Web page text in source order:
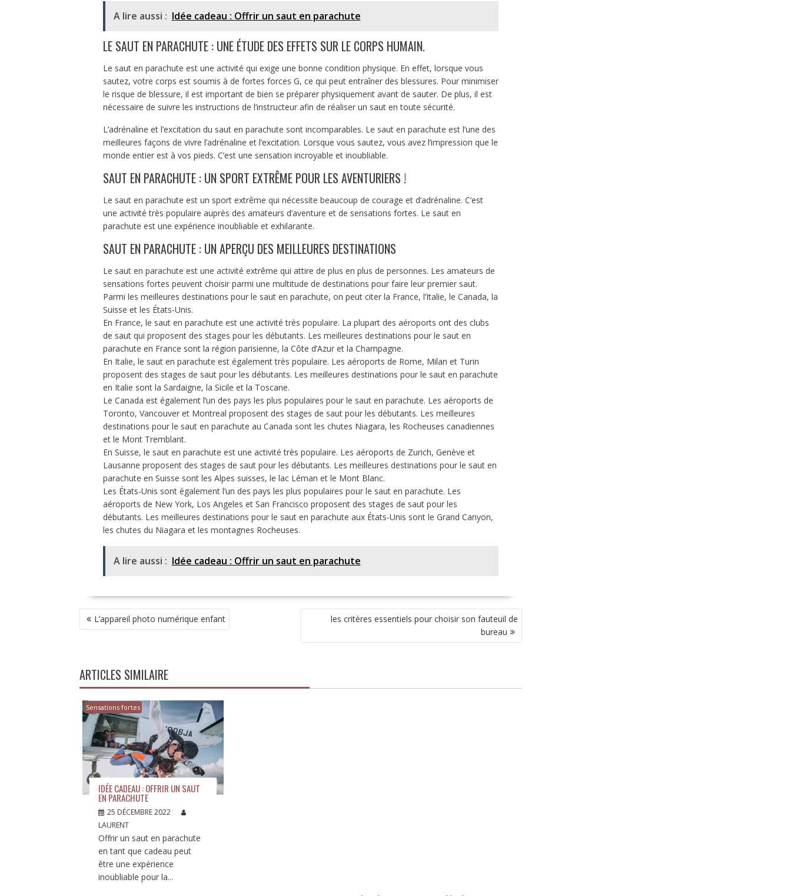
A lire aussi : Idée cadeau : Offrir un saut en parachute
LE SAUT EN PARACHUTE : UNE ÉTUDE DES EFFETS SUR LE CORPS HUMAIN.
Le saut en parachute est une activité qui exige une bonne condition physique. En effet, lorsque vous
sautez, votre corps est soumis à de fortes forces G, ce qui peut entraîner des blessures. Pour minimiser
le risque de blessure, il est important de bien se préparer physiquement avant de sauter. De plus, il est
nécessaire de suivre les instructions de l’instructeur afin de réaliser un saut en toute sécurité.
L’adrénaline et l’excitation du saut en parachute sont incomparables. Le saut en parachute est l’une des
meilleures façons de vivre l’adrénaline et l’excitation. Lorsque vous sautez, vous avez l’impression que le
monde entier est à vos pieds. C’est une sensation incroyable et inoubliable.
SAUT EN PARACHUTE : UN SPORT EXTRÊME POUR LES AVENTURIERS !
Le saut en parachute est un sport extrême qui nécessite beaucoup de courage et d’adrénaline. C’est
une activité très populaire auprès des amateurs d’aventure et de sensations fortes. Le saut en
parachute est une expérience inoubliable et exhilarante.
SAUT EN PARACHUTE : UN APERÇU DES MEILLEURES DESTINATIONS
Le saut en parachute est une activité extrême qui attire de plus en plus de personnes. Les amateurs de
sensations fortes peuvent choisir parmi une multitude de destinations pour faire leur premier saut.
Parmi les meilleures destinations pour le saut en parachute, on peut citer la France, l’Italie, le Canada, la
Suisse et les États-Unis.
En France, le saut en parachute est une activité très populaire. La plupart des aéroports ont des clubs
de saut qui proposent des stages pour les débutants. Les meilleures destinations pour le saut en
parachute en France sont la région parisienne, la Côte d’Azur et la Champagne.
En Italie, le saut en parachute est également très populaire. Les aéroports de Rome, Milan et Turin
proposent des stages de saut pour les débutants. Les meilleures destinations pour le saut en parachute
en Italie sont la Sardaigne, la Sicile et la Toscane.
Le Canada est également l’un des pays les plus populaires pour le saut en parachute. Les aéroports de
Toronto, Vancouver et Montreal proposent des stages de saut pour les débutants. Les meilleures
destinations pour le saut en parachute au Canada sont les chutes Niagara, les Rocheuses canadiennes
et le Mont Tremblant.
En Suisse, le saut en parachute est une activité très populaire. Les aéroports de Zurich, Genève et
Lausanne proposent des stages de saut pour les débutants. Les meilleures destinations pour le saut en
parachute en Suisse sont les Alpes suisses, le lac Léman et le Mont Blanc.
Les États-Unis sont également l’un des pays les plus populaires pour le saut en parachute. Les
aéroports de New York, Los Angeles et San Francisco proposent des stages de saut pour les
débutants. Les meilleures destinations pour le saut en parachute aux États-Unis sont le Grand Canyon,
les chutes du Niagara et les montagnes Rocheuses.
A lire aussi : Idée cadeau : Offrir un saut en parachute
NAVIGATION
DE L’appareil photo numérique enfant
les critères essentiels pour choisir son fauteuil de
bureau
ARTICLES SIMILAIRE
Sensations fortes
IDÉE CADEAU : OFFRIR UN SAUT
EN PARACHUTE
25 DÉCEMBRE 2022
LAURENT
Offrir un saut en parachute
en tant que cadeau peut
être une expérience
inoubliable pour la...